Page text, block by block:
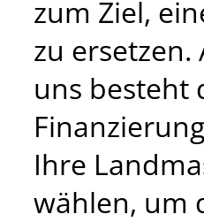
zum Ziel,
zu ersetzen.
uns besteht
Ihre
wählen, um